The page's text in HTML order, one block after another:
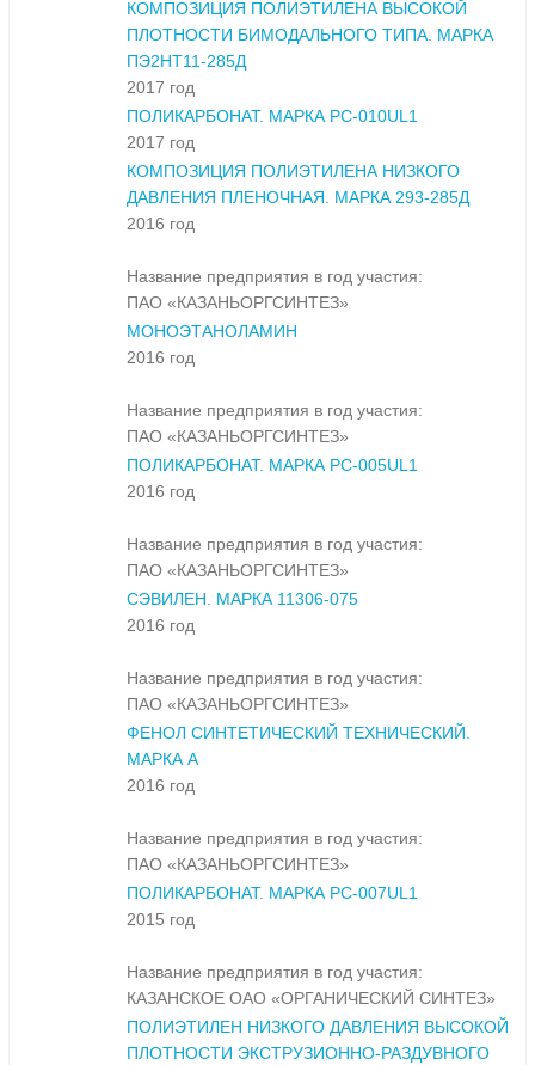
КОМПОЗИЦИЯ ПОЛИЭТИЛЕНА ВЫСОКОЙ
ПЛОТНОСТИ БИМОДАЛЬНОГО ТИПА. МАРКА
ПЭ2НТ11-285Д
2017 год
ПОЛИКАРБОНАТ. МАРКА PC-010UL1
2017 год
КОМПОЗИЦИЯ ПОЛИЭТИЛЕНА НИЗКОГО
ДАВЛЕНИЯ ПЛЕНОЧНАЯ. МАРКА 293-285Д
2016 год
Название предприятия в год участия:
ПАО «КАЗАНЬОРГСИНТЕЗ»
МОНОЭТАНОЛАМИН
2016 год
Название предприятия в год участия:
ПАО «КАЗАНЬОРГСИНТЕЗ»
ПОЛИКАРБОНАТ. МАРКА PC-005UL1
2016 год
Название предприятия в год участия:
ПАО «КАЗАНЬОРГСИНТЕЗ»
СЭВИЛЕН. МАРКА 11306-075
2016 год
Название предприятия в год участия:
ПАО «КАЗАНЬОРГСИНТЕЗ»
ФЕНОЛ СИНТЕТИЧЕСКИЙ ТЕХНИЧЕСКИЙ.
МАРКА А
2016 год
Название предприятия в год участия:
ПАО «КАЗАНЬОРГСИНТЕЗ»
ПОЛИКАРБОНАТ. МАРКА PC-007UL1
2015 год
Название предприятия в год участия:
КАЗАНСКОЕ ОАО «ОРГАНИЧЕСКИЙ СИНТЕЗ»
ПОЛИЭТИЛЕН НИЗКОГО ДАВЛЕНИЯ ВЫСОКОЙ
ПЛОТНОСТИ ЭКСТРУЗИОННО-РАЗДУВНОГО